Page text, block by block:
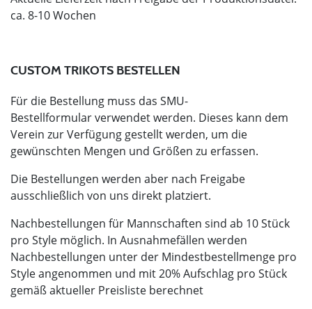
ca. 8-10 Wochen
CUSTOM TRIKOTS BESTELLEN
Für die Bestellung muss das SMU-
Bestellformular verwendet werden. Dieses kann dem
Verein zur Verfügung gestellt werden, um die
gewünschten Mengen und Größen zu erfassen.
Die Bestellungen werden aber nach Freigabe
ausschließlich von uns direkt platziert.
Nachbestellungen für Mannschaften sind ab 10 Stück
pro Style möglich. In Ausnahmefällen werden
Nachbestellungen unter der Mindestbestellmenge pro
Style angenommen und mit 20% Aufschlag pro Stück
gemäß aktueller Preisliste berechnet